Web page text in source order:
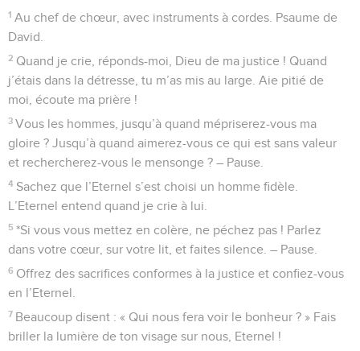
1 Au chef de chœur, avec instruments à cordes. Psaume de
David.
2 Quand je crie, réponds-moi, Dieu de ma justice ! Quand
j’étais dans la détresse, tu m’as mis au large. Aie pitié de
moi, écoute ma prière !
3 Vous les hommes, jusqu’à quand mépriserez-vous ma
gloire ? Jusqu’à quand aimerez-vous ce qui est sans valeur
et rechercherez-vous le mensonge ? – Pause.
4 Sachez que l’Eternel s’est choisi un homme fidèle.
L’Eternel entend quand je crie à lui.
5 *Si vous vous mettez en colère, ne péchez pas ! Parlez
dans votre cœur, sur votre lit, et faites silence. – Pause.
6 Offrez des sacrifices conformes à la justice et confiez-vous
en l’Eternel.
7 Beaucoup disent : « Qui nous fera voir le bonheur ? » Fais
briller la lumière de ton visage sur nous, Eternel !